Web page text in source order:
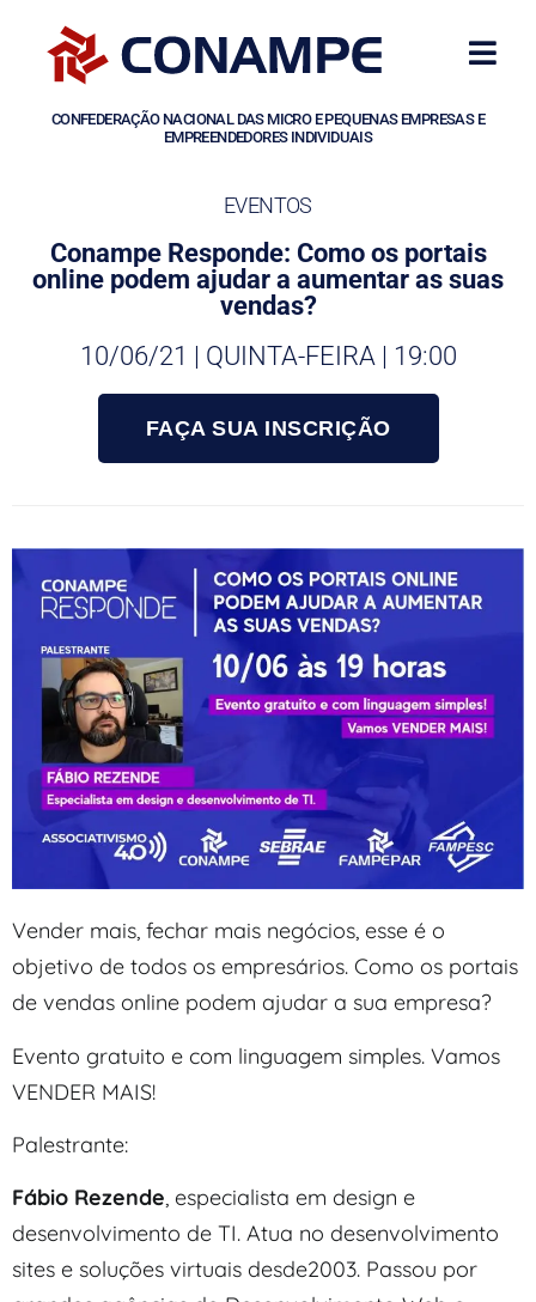
CONFEDERAÇÃO NACIONAL DAS MICRO E PEQUENAS EMPRESAS E
EMPREENDEDORES INDIVIDUAIS
EVENTOS
Conampe Responde: Como os portais
online podem ajudar a aumentar as suas
vendas?
10/06/21 | QUINTA-FEIRA | 19:00
FAÇA SUA INSCRIÇÃO
Vender mais, fechar mais negócios, esse é o
objetivo de todos os empresários. Como os portais
de vendas online podem ajudar a sua empresa?
Evento gratuito e com linguagem simples. Vamos
VENDER MAIS!
Palestrante:
Fábio Rezende, especialista em design e
desenvolvimento de TI. Atua no desenvolvimento
sites e soluções virtuais desde2003. Passou por